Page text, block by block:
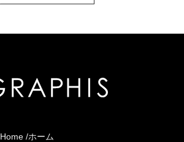
Home /ホーム